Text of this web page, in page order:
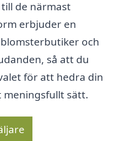
de närmast
erbjuder en
och
så att du
för att hedra din
meningsfullt sätt.